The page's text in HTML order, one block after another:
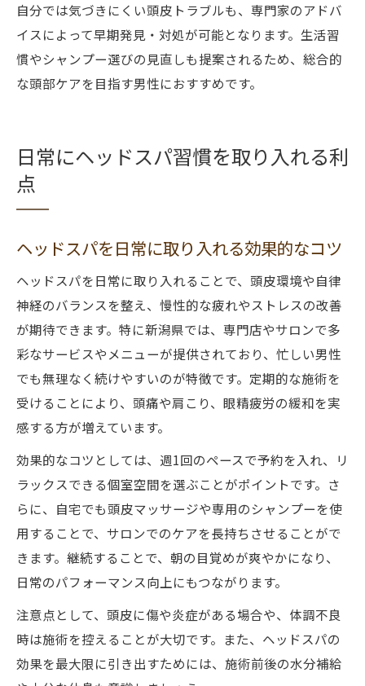
自分では気づきにくい頭皮トラブルも、専門家のアドバ
イスによって早期発見・対処が可能となります。生活習
慣やシャンプー選びの見直しも提案されるため、総合的
な頭部ケアを目指す男性におすすめです。
日常にヘッドスパ習慣を取り入れる利
点
ヘッドスパを日常に取り入れる効果的なコツ
ヘッドスパを日常に取り入れることで、頭皮環境や自律
神経のバランスを整え、慢性的な疲れやストレスの改善
が期待できます。特に新潟県では、専門店やサロンで多
彩なサービスやメニューが提供されており、忙しい男性
でも無理なく続けやすいのが特徴です。定期的な施術を
受けることにより、頭痛や肩こり、眼精疲労の緩和を実
感する方が増えています。
効果的なコツとしては、週1回のペースで予約を入れ、リ
ラックスできる個室空間を選ぶことがポイントです。さ
らに、自宅でも頭皮マッサージや専用のシャンプーを使
用することで、サロンでのケアを長持ちさせることがで
きます。継続することで、朝の目覚めが爽やかになり、
日常のパフォーマンス向上にもつながります。
注意点として、頭皮に傷や炎症がある場合や、体調不良
時は施術を控えることが大切です。また、ヘッドスパの
効果を最大限に引き出すためには、施術前後の水分補給